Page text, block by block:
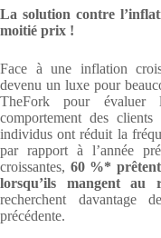
La solution contre
moitié prix !
Face à une inflation
devenu un luxe pour
TheFork pour évaluer
comportement des
individus ont réduit la
par rapport à l’année
croissantes, 60 %* prêtent
lorsqu’ils mangent au
recherchent davantage
précédente.